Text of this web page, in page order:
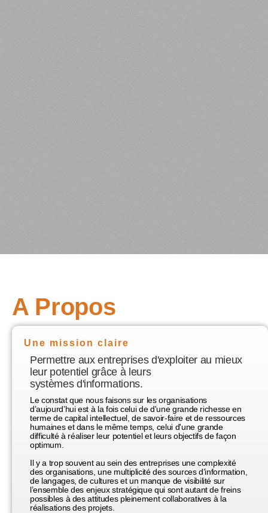
A Propos
Une mission claire
Permettre aux entreprises d'exploiter au mieux
leur potentiel grâce à leurs
systèmes d'informations.
Le constat que nous faisons sur les organisations
d’aujourd’hui est à la fois celui de d'une grande richesse en
terme de capital intellectuel, de savoir-faire et de ressources
humaines et dans le même temps, celui d'une grande
difficulté à réaliser leur potentiel et leurs objectifs de façon
optimum.
Il y a trop souvent au sein des entreprises une complexité
des organisations, une multiplicité des sources d’information,
de langages, de cultures et un manque de visibilité sur
l’ensemble des enjeux stratégique qui sont autant de freins
possibles à des attitudes pleinement collaboratives à la
réalisations des projets.